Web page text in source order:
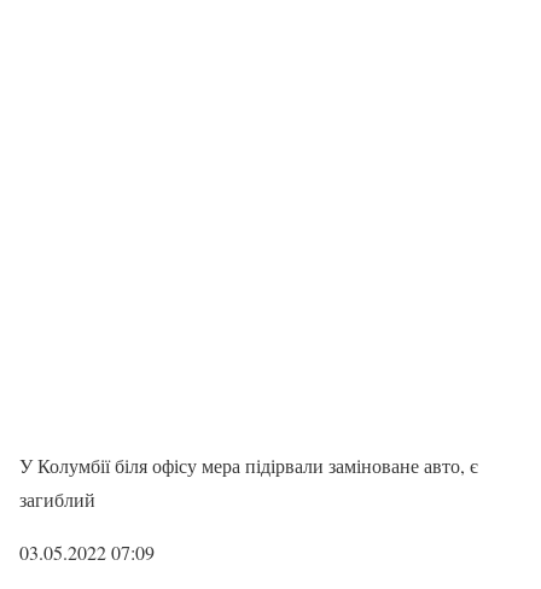
У Колумбії біля офісу мера підірвали заміноване авто, є
загиблий
03.05.2022 07:09